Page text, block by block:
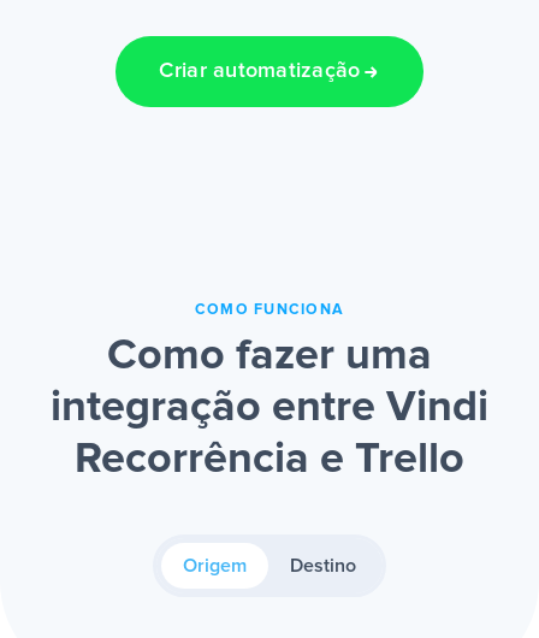
Criar automatização
COMO FUNCIONA
Como fazer uma
integração entre Vindi
Recorrência e Trello
Origem Destino